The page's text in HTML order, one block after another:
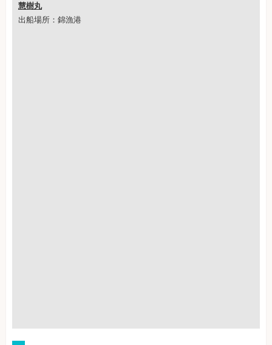
慧樹丸
出船場所：錦漁港